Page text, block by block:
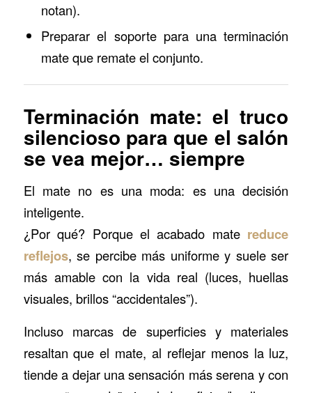
notan).
Preparar el soporte para una terminación
mate que remate el conjunto.
Terminación mate: el truco
silencioso para que el salón
se vea mejor… siempre
El mate no es una moda: es una decisión
inteligente.
¿Por qué? Porque el acabado mate reduce
reflejos, se percibe más uniforme y suele ser
más amable con la vida real (luces, huellas
visuales, brillos “accidentales”).
Incluso marcas de superficies y materiales
resaltan que el mate, al reflejar menos la luz,
tiende a dejar una sensación más serena y con